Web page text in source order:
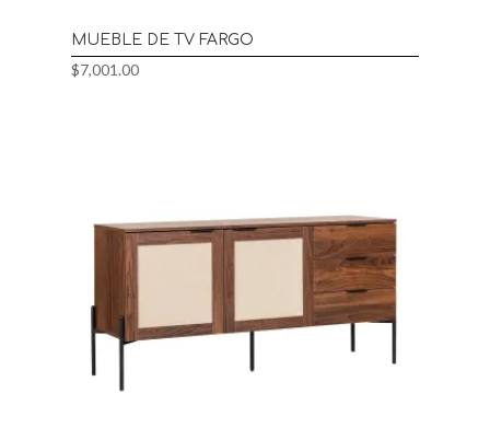
MUEBLE DE TV FARGO
$7,001.00